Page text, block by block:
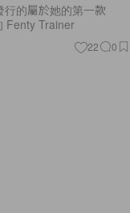
的屬於她的第一款
Fenty Trainer
22 0